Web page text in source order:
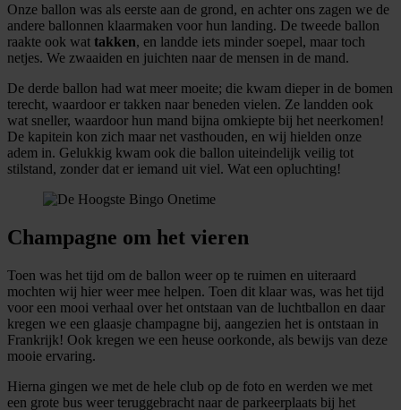
Onze ballon was als eerste aan de grond, en achter ons zagen we de
andere ballonnen klaarmaken voor hun landing. De tweede ballon
raakte ook wat takken, en landde iets minder soepel, maar toch
netjes. We zwaaiden en juichten naar de mensen in de mand.
De derde ballon had wat meer moeite; die kwam dieper in de bomen
terecht, waardoor er takken naar beneden vielen. Ze landden ook
wat sneller, waardoor hun mand bijna omkiepte bij het neerkomen!
De kapitein kon zich maar net vasthouden, en wij hielden onze
adem in. Gelukkig kwam ook die ballon uiteindelijk veilig tot
stilstand, zonder dat er iemand uit viel. Wat een opluchting!
Champagne om het vieren
Toen was het tijd om de ballon weer op te ruimen en uiteraard
mochten wij hier weer mee helpen. Toen dit klaar was, was het tijd
voor een mooi verhaal over het ontstaan van de luchtballon en daar
kregen we een glaasje champagne bij, aangezien het is ontstaan in
Frankrijk! Ook kregen we een heuse oorkonde, als bewijs van deze
mooie ervaring.
Hierna gingen we met de hele club op de foto en werden we met
een grote bus weer teruggebracht naar de parkeerplaats bij het